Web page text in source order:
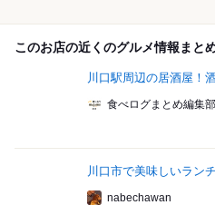
このお店の近くのグルメ情報まと
川口駅周辺の居酒屋！
食べログまとめ編集部
川口市で美味しいラン
nabechawan